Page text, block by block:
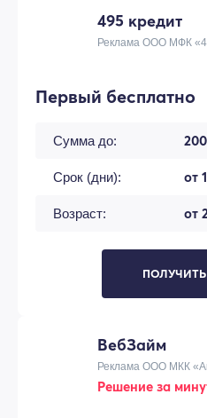
495 кредит
Реклама ООО МФК
Первый бесплатно
Сумма до:
Срок (дни): от
Возраст: от
ВебЗайм
Реклама ООО МКК
Решение за